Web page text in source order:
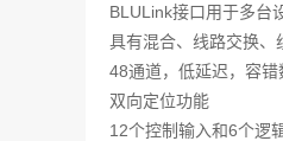
BLULink接口用于多台
具有混合、线路交换、
48通道，低延迟，容错
双向定位功能
12个控制输入和6个逻